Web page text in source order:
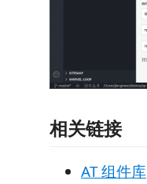
相关链接
AT 组件库